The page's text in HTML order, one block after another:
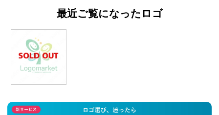
最近ご覧になったロゴ